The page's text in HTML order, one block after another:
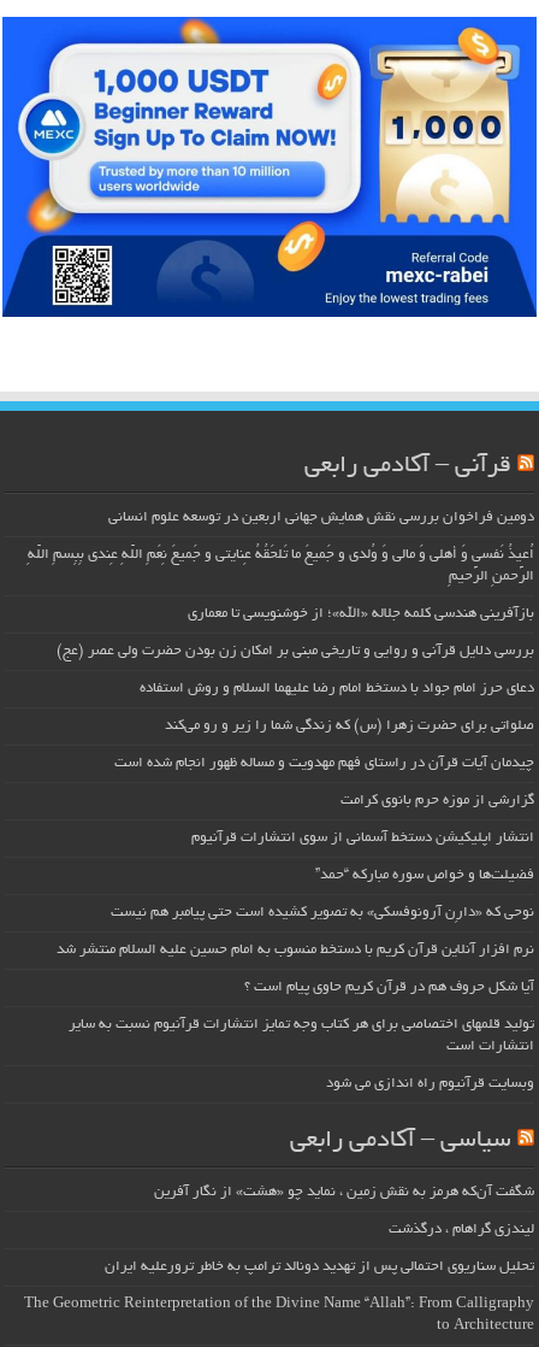
قرآنی – آکادمی رابعی
دومین فراخوان بررسی نقش همایش جهانی اربعین در توسعه علوم انسانی
اُعیذُ نَفسی وَ أهلی وَ مالی وَ وُلدی و جَمیعَ ما تَلحَقُهُ عِنایتی و جَمیعَ نِعَمِ اللّهِ عِندی بِبِسمِ اللّهِ
الرَّحمنِ الرَّحیمِ
بازآفرینی هندسی کلمه جلاله «الله»؛ از خوشنویسی تا معماری
بررسی دلایل قرآنی و روایی و تاریخی مبنی بر امکان زن بودن حضرت ولی عصر (عج)
دعای حرز امام جواد با دستخط امام رضا علیهما السلام و روش استفاده
صلواتی برای حضرت زهرا (س) که زندگی شما را زیر و رو می‌کند
چیدمان آیات قرآن در راستای فهم مهدویت و مساله ظهور انجام شده است
گزارشی از موزه حرم بانوی کرامت
انتشار اپلیکیشن دستخط آسمانی از سوی انتشارات قرآنیوم
فضیلت‌ها و خواص سوره مبارکه “حمد”
نوحی که «دارِن آرونوفسکی» به تصویر کشیده است حتی پیامبر هم نیست
نرم افزار آنلاین قرآن کریم با دستخط منسوب به امام حسین علیه السلام منتشر شد
آیا شکل حروف هم در قرآن کریم حاوی پیام است ؟
تولید قلمهای اختصاصی برای هر کتاب وجه تمایز انتشارات قرآنیوم نسبت به سایر
انتشارات است
وبسایت قرآنیوم راه اندازی می شود
سیاسی – آکادمی رابعی
شگفت آن‌که هرمز به نقش زمین ، نماید چو «هشت» از نگار آفرین
لیندزی گراهام ، درگذشت
تحلیل سناریوی احتمالی پس از تهدید دونالد ترامپ به خاطر ترورعلیه ایران
The Geometric Reinterpretation of the Divine Name “Allah”: From Calligraphy
to Architecture